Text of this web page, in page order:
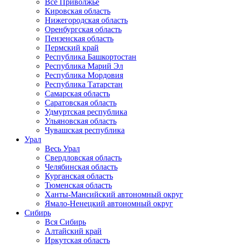
Всё Приволжье
Кировская область
Нижегородская область
Оренбургская область
Пензенская область
Пермский край
Республика Башкортостан
Республика Марий Эл
Республика Мордовия
Республика Татарстан
Самарская область
Саратовская область
Удмуртская республика
Ульяновская область
Чувашская республика
Урал
Весь Урал
Свердловская область
Челябинская область
Курганская область
Тюменская область
Ханты-Мансийский автономный округ
Ямало-Ненецкий автономный округ
Сибирь
Вся Сибирь
Алтайский край
Иркутская область